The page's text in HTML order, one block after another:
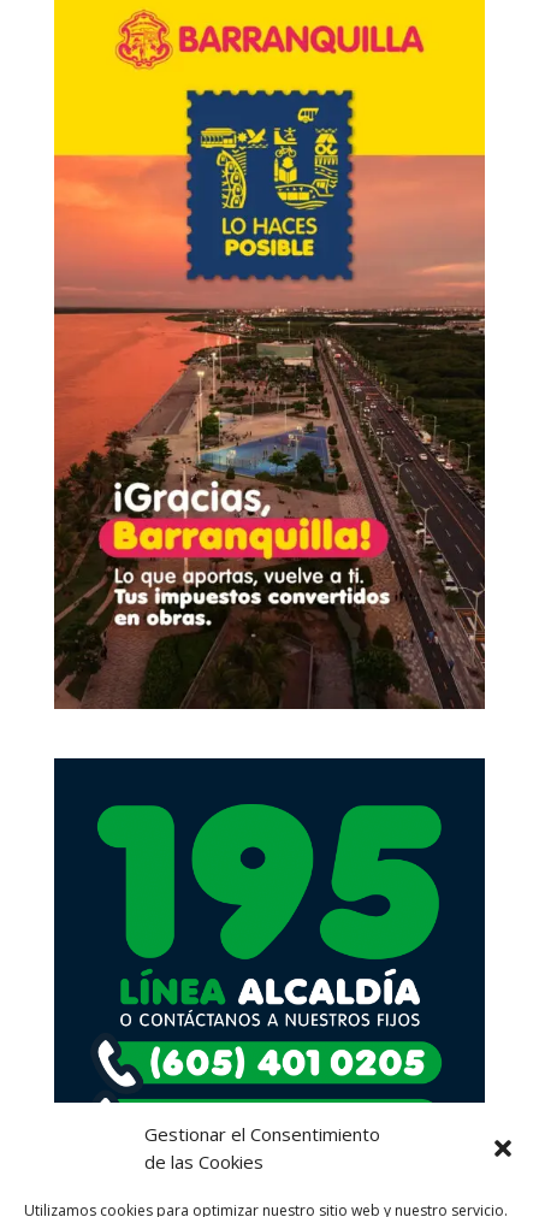
Gestionar el Consentimiento
de las Cookies
Utilizamos cookies para optimizar nuestro sitio web y nuestro servicio.